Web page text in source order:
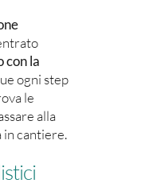
con la
ogni step
le
alla
cantiere.